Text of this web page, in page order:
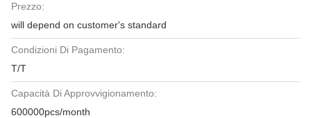
Prezzo:
will depend on customer's standard
Condizioni Di Pagamento:
T/T
Capacità Di Approvvigionamento:
600000pcs/month